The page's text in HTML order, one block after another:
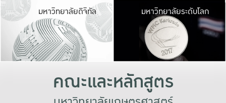
มหาวิทยาลัยดิจิทัล มหาวิ
เปลี่ยนแปลง แล
เพื่อทำง
ระบบสารสนเทศ
มหาวิทยาลัยระดับโลก
คณะและหลักสูตร